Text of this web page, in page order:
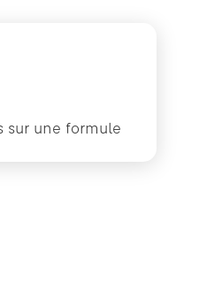
sur une formule